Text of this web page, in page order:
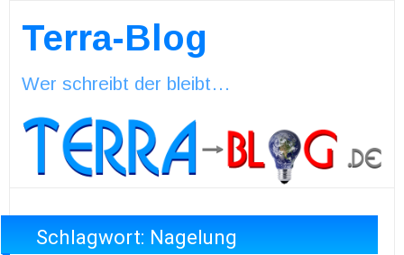
Terra-Blog
Wer schreibt der bleibt…
Schlagwort: Nagelung